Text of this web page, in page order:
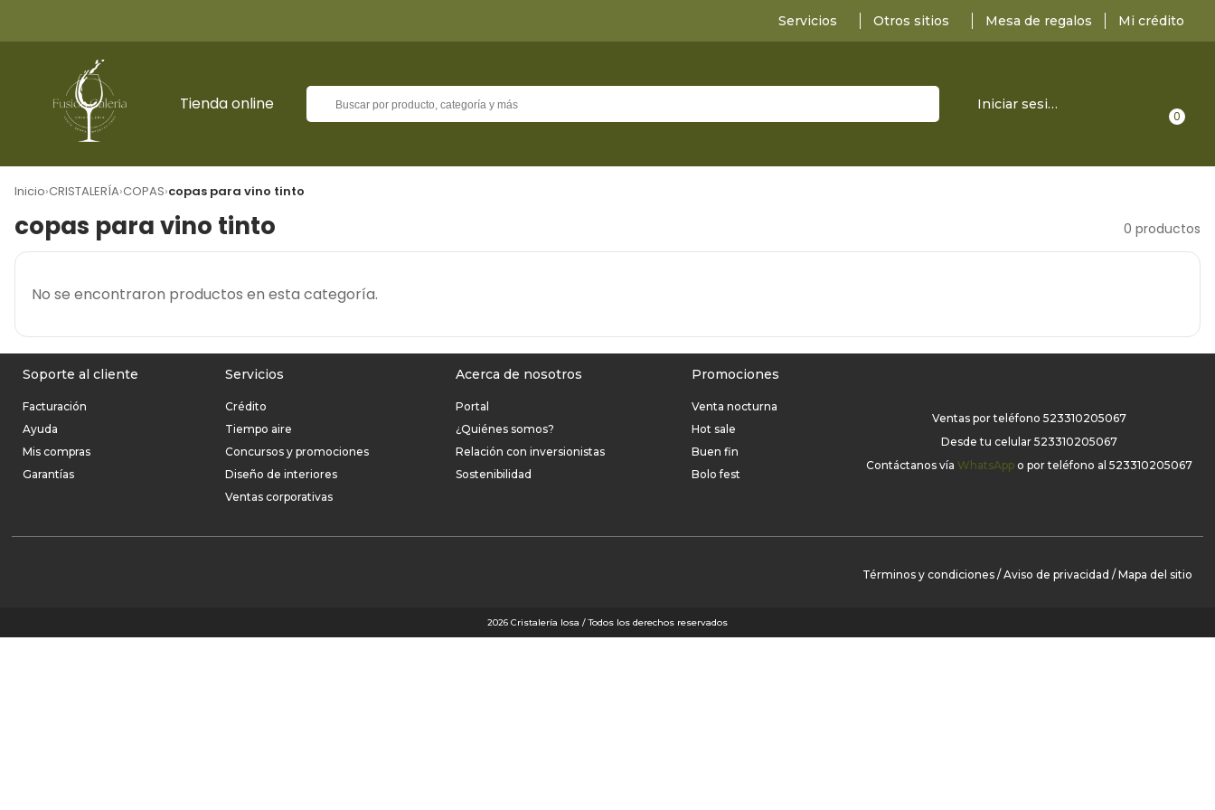
Servicios Otros sitios Mesa de regalos Mi crédito
Tienda online
0
Iniciar sesión
Inicio›CRISTALERÍA›COPAS›copas para vino tinto
copas para vino tinto 0 productos
No se encontraron productos en esta categoría.
Soporte al cliente
Facturación
Ayuda
Mis compras
Garantías
Servicios
Crédito
Tiempo aire
Concursos y promociones
Diseño de interiores
Ventas corporativas
Acerca de nosotros
Portal
¿Quiénes somos?
Relación con inversionistas
Sostenibilidad
Promociones
Venta nocturna
Hot sale
Buen fin
Bolo fest
Ventas por teléfono 523310205067
Desde tu celular 523310205067
Contáctanos vía WhatsApp o por teléfono al 523310205067
Términos y condiciones/ Aviso de privacidad / Mapa del sitio
2026 Cristalería losa / Todos los derechos reservados